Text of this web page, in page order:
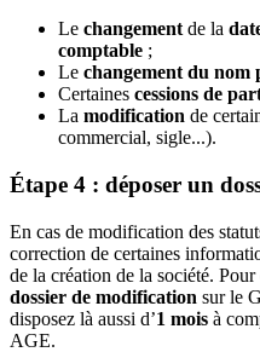
Le changement de la
comptable ;
Le changement du nom
Certaines cessions de
La modification de
commercial, sigle...).
Étape 4 : déposer un
En cas de modification des
correction de certaines
de la création de la société.
dossier de modification sur le
disposez là aussi d’1 mois à
AGE.